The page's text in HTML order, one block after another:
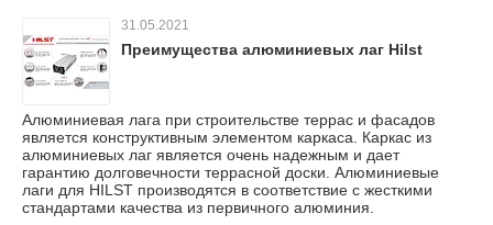
31.05.2021
Преимущества алюминиевых лаг Hilst
Алюминиевая лага при строительстве террас и фасадов
является конструктивным элементом каркаса. Каркас из
алюминиевых лаг является очень надежным и дает
гарантию долговечности террасной доски. Алюминиевые
лаги для HILST производятся в соответствие с жесткими
стандартами качества из первичного алюминия.